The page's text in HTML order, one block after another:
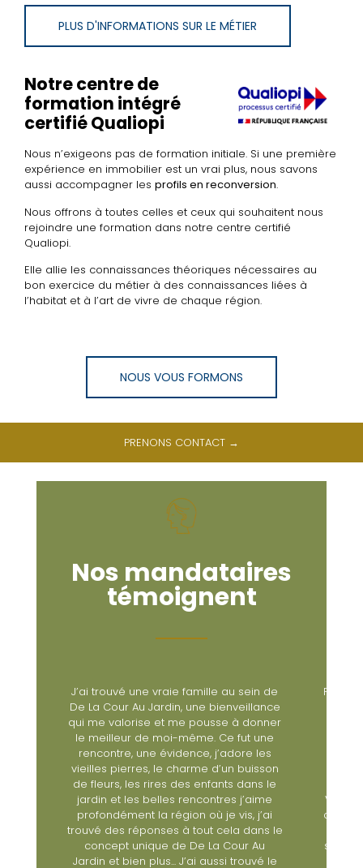
PLUS D'INFORMATIONS SUR LE MÉTIER
Notre centre de
formation intégré
certifié Qualiopi
Nous n’exigeons pas de formation initiale. Si une première
expérience en immobilier est un vrai plus, nous savons
aussi accompagner les profils en reconversion.
Nous offrons à toutes celles et ceux qui souhaitent nous
rejoindre une formation dans notre centre certifié
Qualiopi.
Elle allie les connaissances théoriques nécessaires au
bon exercice du métier à des connaissances liées à
l’habitat et à l’art de vivre de chaque région.
NOUS VOUS FORMONS
PRENONS CONTACT →
Nos mandataires
témoignent
Rien de tel que le témoignage d’une de
mes clientes : « J'avais contacté
plusieurs agences afin de vendre un
studio situé dans le 8eme refait à neuf
et j’étais à la recherche d’un 3 pièces.
Je me suis adressée à plusieurs
agences situées dans le quartier
Villiers, car c'est là que j'avais l'intention
d'acheter un appartement ; aucune des
agences contactées n'avait donné
suite à ma demande, sans doute n'ont-
elles pas pris au sérieux ma requête.